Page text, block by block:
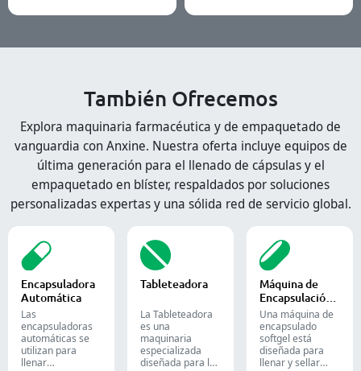
También Ofrecemos
Explora maquinaria farmacéutica y de empaquetado de
vanguardia con Anxine. Nuestra oferta incluye equipos de
última generación para el llenado de cápsulas y el
empaquetado en blíster, respaldados por soluciones
personalizadas expertas y una sólida red de servicio global.
Encapsuladora
Automática
Las
encapsuladoras
automáticas se
utilizan para
llenar
Tableteadora
La Tableteadora
es una
maquinaria
especializada
diseñada para la
Máquina de
Encapsulación
de Softgel
Una máquina de
encapsulado
softgel está
diseñada para
llenar y sellar